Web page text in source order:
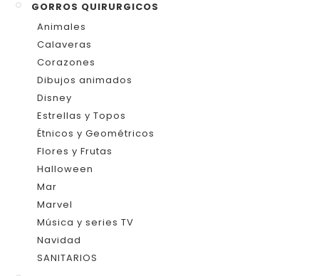
GORROS QUIRURGICOS
Animales
Calaveras
Corazones
Dibujos animados
Disney
Estrellas y Topos
Étnicos y Geométricos
Flores y Frutas
Halloween
Mar
Marvel
Música y series TV
Navidad
SANITARIOS